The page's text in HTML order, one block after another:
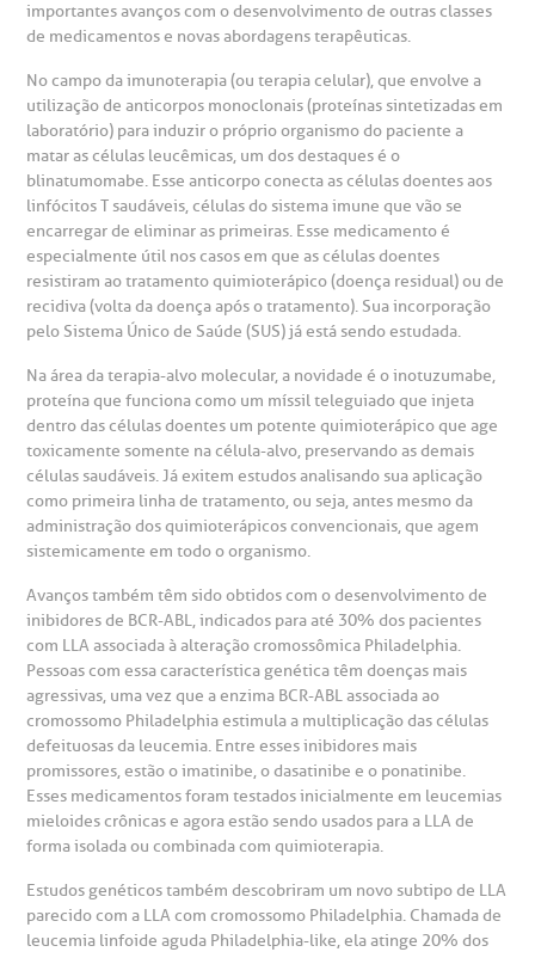
Saiba mais
R. Colômbia, 332
CEP: 01438-000 | Jardim Paulista
São Paulo - SP
de órgãos
de cuidado
e perdidos
importantes avanços com o desenvolvimento de outras classes
de medicamentos e novas abordagens terapêuticas.
No campo da imunoterapia (ou terapia celular), que envolve a
utilização de anticorpos monoclonais (proteínas sintetizadas em
laboratório) para induzir o próprio organismo do paciente a
matar as células leucêmicas, um dos destaques é o
blinatumomabe. Esse anticorpo conecta as células doentes aos
linfócitos T saudáveis, células do sistema imune que vão se
encarregar de eliminar as primeiras. Esse medicamento é
especialmente útil nos casos em que as células doentes
resistiram ao tratamento quimioterápico (doença residual) ou de
recidiva (volta da doença após o tratamento). Sua incorporação
pelo Sistema Único de Saúde (SUS) já está sendo estudada.
Na área da terapia-alvo molecular, a novidade é o inotuzumabe,
proteína que funciona como um míssil teleguiado que injeta
dentro das células doentes um potente quimioterápico que age
toxicamente somente na célula-alvo, preservando as demais
células saudáveis. Já exitem estudos analisando sua aplicação
como primeira linha de tratamento, ou seja, antes mesmo da
administração dos quimioterápicos convencionais, que agem
sistemicamente em todo o organismo.
Avanços também têm sido obtidos com o desenvolvimento de
inibidores de BCR-ABL, indicados para até 30% dos pacientes
com LLA associada à alteração cromossômica Philadelphia.
Pessoas com essa característica genética têm doenças mais
agressivas, uma vez que a enzima BCR-ABL associada ao
cromossomo Philadelphia estimula a multiplicação das células
defeituosas da leucemia. Entre esses inibidores mais
promissores, estão o imatinibe, o dasatinibe e o ponatinibe.
Esses medicamentos foram testados inicialmente em leucemias
mieloides crônicas e agora estão sendo usados para a LLA de
forma isolada ou combinada com quimioterapia.
Estudos genéticos também descobriram um novo subtipo de LLA
parecido com a LLA com cromossomo Philadelphia. Chamada de
leucemia linfoide aguda Philadelphia-like, ela atinge 20% dos